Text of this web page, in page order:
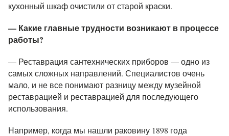
кухонный шкаф очистили от старой краски.
— Какие главные трудности возникают в процессе
работы?
— Реставрация сантехнических приборов — одно из
самых сложных направлений. Специалистов очень
мало, и не все понимают разницу между музейной
реставрацией и реставрацией для последующего
использования.
Например, когда мы нашли раковину 1898 года